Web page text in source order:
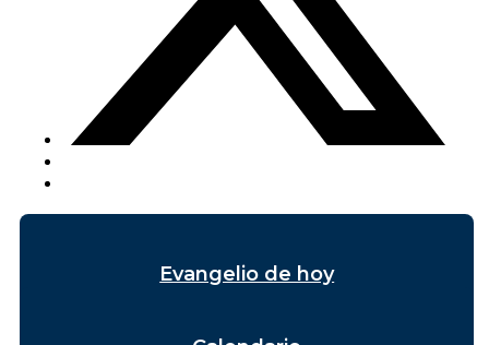
Evangelio de hoy